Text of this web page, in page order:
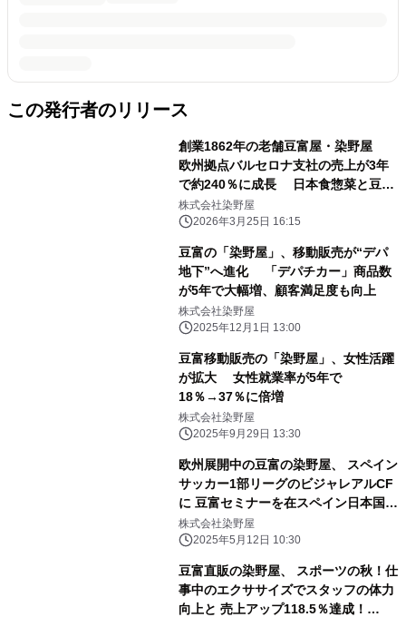
この発行者のリリース
創業1862年の老舗豆富屋・染野屋
欧州拠点バルセロナ支社の売上が3年
で約240％に成長 日本食惣菜と豆富
を中心に欧州で人気拡大
株式会社染野屋
2026年3月25日 16:15
豆富の「染野屋」、移動販売が“デパ
地下”へ進化 「デパチカー」商品数
が5年で大幅増、顧客満足度も向上
株式会社染野屋
2025年12月1日 13:00
豆富移動販売の「染野屋」、女性活躍
が拡大 女性就業率が5年で
18％→37％に倍増
株式会社染野屋
2025年9月29日 13:30
欧州展開中の豆富の染野屋、 スペイン
サッカー1部リーグのビジャレアルCF
に 豆富セミナーを在スペイン日本国大
使館と連携開催！ 植物性たんぱく質で
アスリートの栄養向上へ！
株式会社染野屋
2025年5月12日 10:30
豆富直販の染野屋、 スポーツの秋！仕
事中のエクササイズでスタッフの体力
向上と 売上アップ118.5％達成！